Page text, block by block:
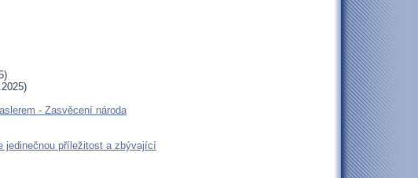
- Zasvěcení národa
jedinečnou příležitost a zbývající